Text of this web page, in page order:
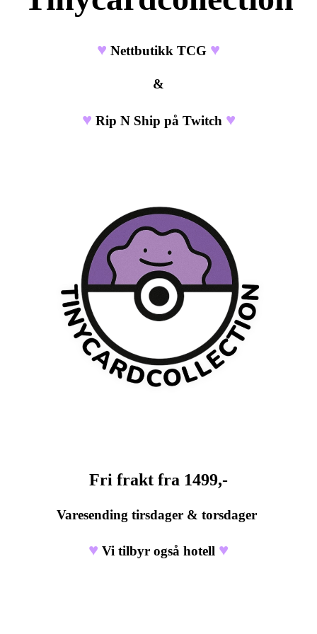
♥ Nettbutikk TCG ♥
&
♥ Rip N Ship på Twitch ♥
Fri frakt fra 1499,-
Varesending tirsdager & torsdager
♥ Vi tilbyr også hotell ♥